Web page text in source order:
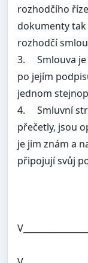
rozhodčího
dokumenty
rozhodčí
3.
Smlouva
po jejím
jednom
4.
Smluvní
přečetly, jsou
je jim znám a
připojují svůj